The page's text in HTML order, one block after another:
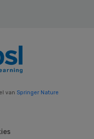
van Springer Nature